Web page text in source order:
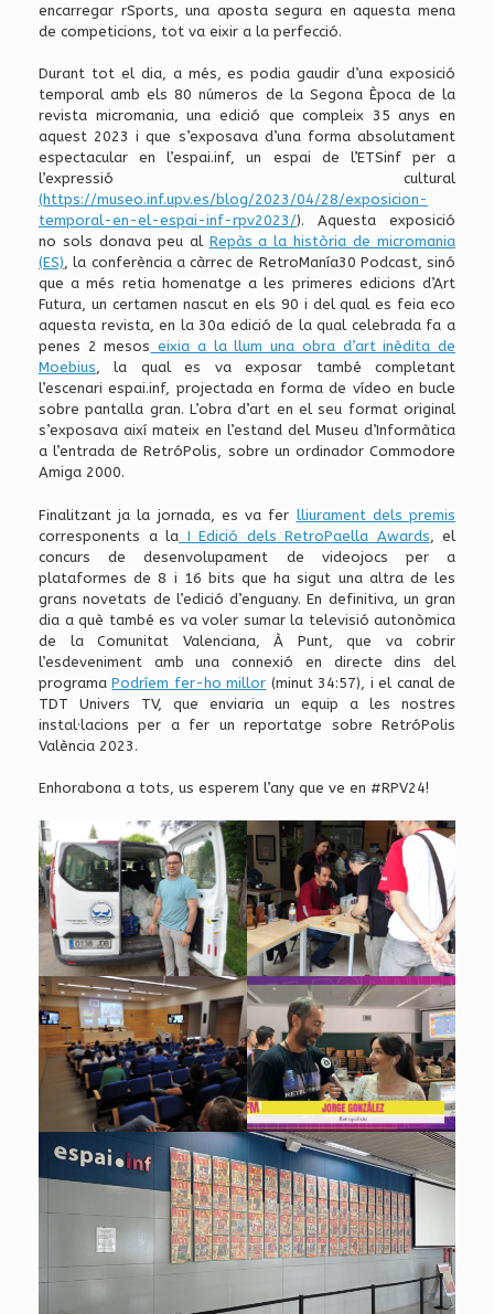
encarregar rSports, una aposta segura en aquesta mena
de competicions, tot va eixir a la perfecció.
Durant tot el dia, a més, es podia gaudir d’una exposició
temporal amb els 80 números de la Segona Època de la
revista micromania, una edició que compleix 35 anys en
aquest 2023 i que s’exposava d’una forma absolutament
espectacular en l’espai.inf, un espai de l’ETSinf per a
l’expressió cultural
(https://museo.inf.upv.es/blog/2023/04/28/exposicion-
temporal-en-el-espai-inf-rpv2023/). Aquesta exposició
no sols donava peu al Repàs a la història de micromania
(ES), la conferència a càrrec de RetroManía30 Podcast, sinó
que a més retia homenatge a les primeres edicions d’Art
Futura, un certamen nascut en els 90 i del qual es feia eco
aquesta revista, en la 30a edició de la qual celebrada fa a
penes 2 mesos eixia a la llum una obra d’art inèdita de
Moebius, la qual es va exposar també completant
l’escenari espai.inf, projectada en forma de vídeo en bucle
sobre pantalla gran. L’obra d’art en el seu format original
s’exposava així mateix en l’estand del Museu d’Informàtica
a l’entrada de RetróPolis, sobre un ordinador Commodore
Amiga 2000.
Finalitzant ja la jornada, es va fer lliurament dels premis
corresponents a la I Edició dels RetroPaella Awards , el
concurs de desenvolupament de videojocs per a
plataformes de 8 i 16 bits que ha sigut una altra de les
grans novetats de l’edició d’enguany. En definitiva, un gran
dia a què també es va voler sumar la televisió autonòmica
de la Comunitat Valenciana, À Punt, que va cobrir
l’esdeveniment amb una connexió en directe dins del
programaPodríem fer-ho millor (minut 34:57), i el canal de
TDT Univers TV, que enviaria un equip a les nostres
instal·lacions per a fer un reportatge sobre RetróPolis
València 2023.
Enhorabona a tots, us esperem l’any que ve en #RPV24!